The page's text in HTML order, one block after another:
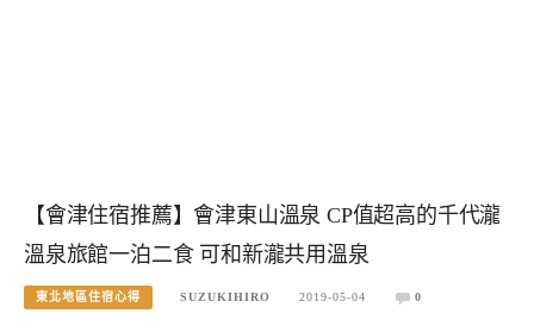
【會津住宿推薦】會津東山溫泉 CP值超高的千代瀧
溫泉旅館一泊二食 可和新瀧共用溫泉
東北地區住宿心得 SUZUKIHIRO 2019-05-04 0